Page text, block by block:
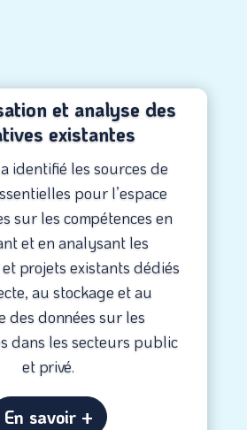
et analyse des
existantes
identifié les sources de
pour l’espace
sur les compétences en
et en analysant les
projets existants dédiés
au stockage et au
des données sur les
dans les secteurs public
et privé.
En savoir +